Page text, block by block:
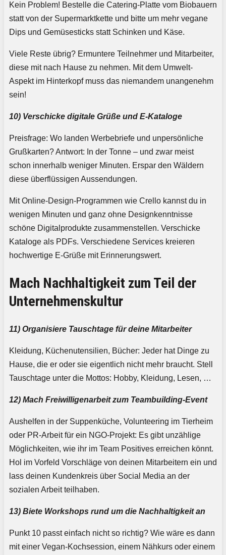
Kein Problem! Bestelle die Catering-Platte vom Biobauern
statt von der Supermarktkette und bitte um mehr vegane
Dips und Gemüsesticks statt Schinken und Käse.
Viele Reste übrig? Ermuntere Teilnehmer und Mitarbeiter,
diese mit nach Hause zu nehmen. Mit dem Umwelt-
Aspekt im Hinterkopf muss das niemandem unangenehm
sein!
10) Verschicke digitale Grüße und E-Kataloge
Preisfrage: Wo landen Werbebriefe und unpersönliche
Grußkarten? Antwort: In der Tonne – und zwar meist
schon innerhalb weniger Minuten. Erspar den Wäldern
diese überflüssigen Aussendungen.
Mit Online-Design-Programmen wie Crello kannst du in
wenigen Minuten und ganz ohne Designkenntnisse
schöne Digitalprodukte zusammenstellen. Verschicke
Kataloge als PDFs. Verschiedene Services kreieren
hochwertige E-Grüße mit Erinnerungswert.
Mach Nachhaltigkeit zum Teil der
Unternehmenskultur
11) Organisiere Tauschtage für deine Mitarbeiter
Kleidung, Küchenutensilien, Bücher: Jeder hat Dinge zu
Hause, die er oder sie eigentlich nicht mehr braucht. Stell
Tauschtage unter die Mottos: Hobby, Kleidung, Lesen, …
12) Mach Freiwilligenarbeit zum Teambuilding-Event
Aushelfen in der Suppenküche, Volunteering im Tierheim
oder PR-Arbeit für ein NGO-Projekt: Es gibt unzählige
Möglichkeiten, wie ihr im Team Positives erreichen könnt.
Hol im Vorfeld Vorschläge von deinen Mitarbeitern ein und
lass deinen Kundenkreis über Social Media an der
sozialen Arbeit teilhaben.
13) Biete Workshops rund um die Nachhaltigkeit an
Punkt 10 passt einfach nicht so richtig? Wie wäre es dann
mit einer Vegan-Kochsession, einem Nähkurs oder einem